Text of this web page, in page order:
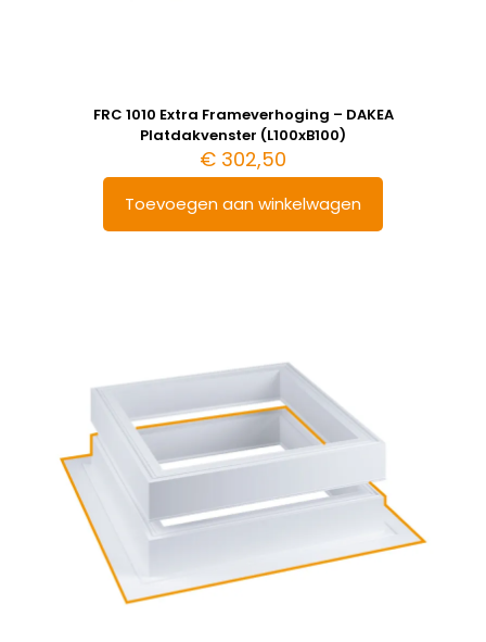
FRC 1010 Extra Frameverhoging – DAKEA
Platdakvenster (L100xB100)
€ 302,50
Toevoegen aan winkelwagen